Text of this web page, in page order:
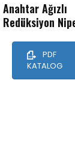
Anahtar Ağızlı
Redüksiyon
PDF
KATALOG